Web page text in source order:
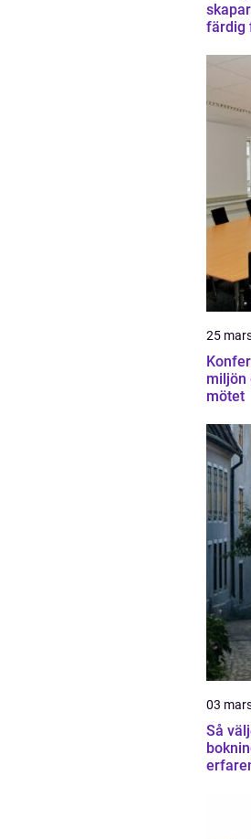
skapar
färdig
25
miljön
mötet
03
Så